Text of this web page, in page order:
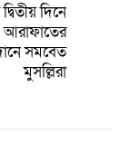
দিনে
আরাফাতের
সমবেত
মুসল্লিরা